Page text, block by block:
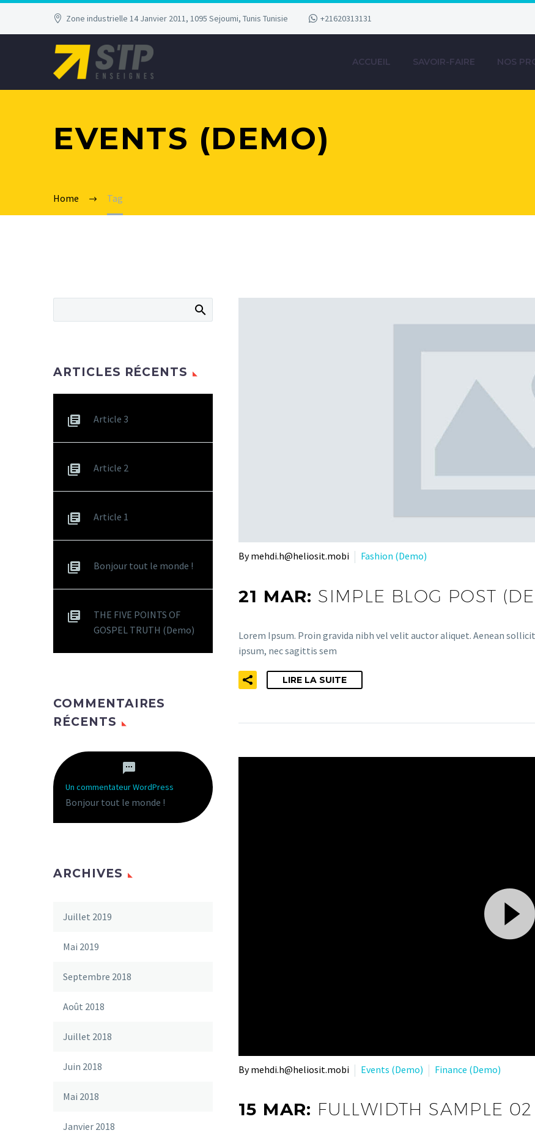
Zone industrielle 14 Janvier 2011, 1095 Sejoumi, Tunis Tunisie +21620313131
ACCUEIL SAVOIR-FAIRE NOS
EVENTS (DEMO)
Home Tag
By mehdi.h@heliosit.mobi Fashion (Demo)
21 MAR: SIMPLE BLOG POST
Lorem Ipsum. Proin gravida nibh vel velit auctor aliquet. Aenean
ipsum, nec sagittis sem
LIRE LA SUITE
By mehdi.h@heliosit.mobi Events (Demo) Finance (Demo)
15 MAR: FULLWIDTH SAMPLE
ARTICLES RÉCENTS
Article 3
Article 2
Article 1
Bonjour tout le monde !
THE FIVE POINTS OF
GOSPEL TRUTH (Demo)
COMMENTAIRES
RÉCENTS
Un commentateur WordPress
Bonjour tout le monde !
ARCHIVES
Juillet 2019
Mai 2019
Septembre 2018
Août 2018
Juillet 2018
Juin 2018
Mai 2018
Janvier 2018